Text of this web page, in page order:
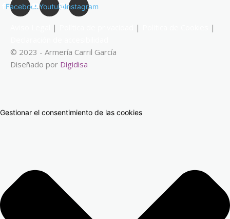
FacebookYoutubeInstagram
| |
|
© 2023 - Armería Carril García
Diseñado por Digidisa
Gestionar el consentimiento de las cookies